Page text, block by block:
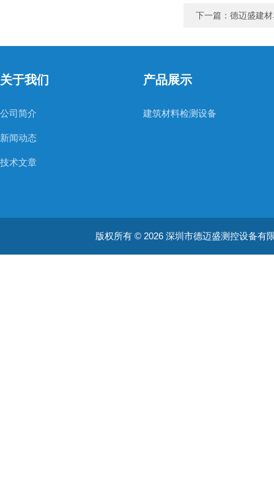
下一篇： 德迈盛建
关于我们
公司简介
新闻动态
技术文章
产品展示
建筑材料检测设备
版权所有 © 2026 深圳市德迈盛测控设备